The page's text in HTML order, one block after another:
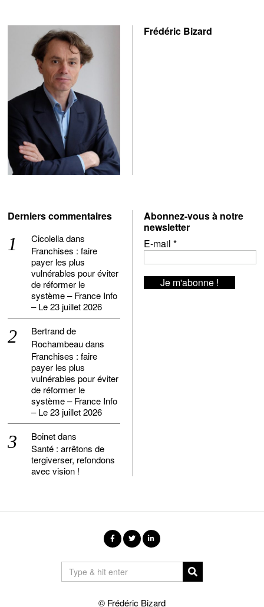
Frédéric Bizard
Derniers commentaires
Cicolelladans
Franchises : faire
payer les plus
vulnérables pour éviter
de réformer le
système – France Info
– Le 23 juillet 2026
Bertrand de
Rochambeaudans
Franchises : faire
payer les plus
vulnérables pour éviter
de réformer le
système – France Info
– Le 23 juillet 2026
Boinetdans
Santé : arrêtons de
tergiverser, refondons
avec vision !
Abonnez-vous à notre
newsletter
E-mail *
© Frédéric Bizard